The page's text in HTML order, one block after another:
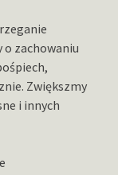
zachowaniu
Zwiększmy
i innych